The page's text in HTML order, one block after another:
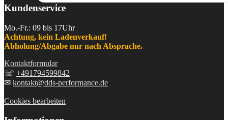
Kundenservice
Mo.-Fr.: 09 bis 17Uhr
Achtung, kein Ladenverkauf!
Abholung/Abgabe nur nach Absprache.
Kontaktformular
☏ +491794599842
✉ kontakt@dds-performance.de
Cookies bearbeiten